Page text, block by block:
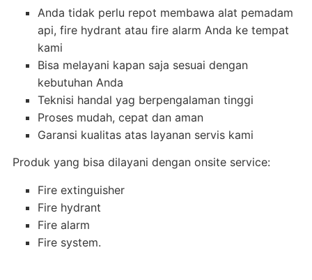
Anda tidak perlu repot membawa alat pemadam
api, fire hydrant atau fire alarm Anda ke tempat
kami
Bisa melayani kapan saja sesuai dengan
kebutuhan Anda
Teknisi handal yag berpengalaman tinggi
Proses mudah, cepat dan aman
Garansi kualitas atas layanan servis kami
Produk yang bisa dilayani dengan onsite service:
Fire extinguisher
Fire hydrant
Fire alarm
Fire system.